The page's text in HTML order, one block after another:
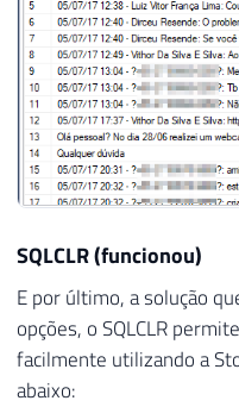
SQLCLR (funcionou)
E por último, a solução
opções, o SQLCLR
facilmente utilizando a
abaixo: